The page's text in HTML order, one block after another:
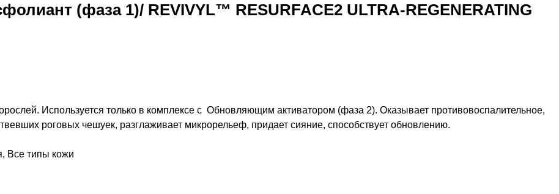
(фаза 1)/ REVIVYL™ RESURFACE2 ULTRA-REGENERATING
Используется только в комплексе с Обновляющим активатором (фаза 2). Оказывает противовоспалительное,
роговых чешуек, разглаживает микрорельеф, придает сияние, способствует обновлению.
Все типы кожи